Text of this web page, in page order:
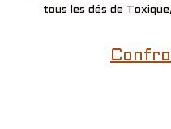
tous les dés de